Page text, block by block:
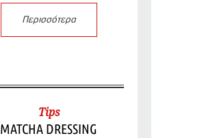
Περισσότερα
Tips
MATCHA DRESSING